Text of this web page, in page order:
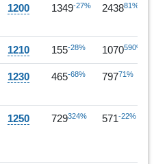
1200 1349-27% 243881%
1210 155-28% 1070590%
1230 465-68% 79771%
1250 729324% 571-22%